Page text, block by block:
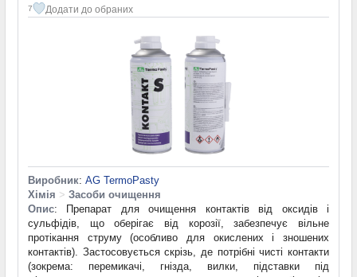
7 Додати до обраних
Виробник: AG TermoPasty
Хімія > Засоби очищення
Опис: Препарат для очищення контактів від оксидів і
сульфідів, що оберігає від корозії, забезпечує вільне
протікання струму (особливо для окислених і зношених
контактів). Застосовується скрізь, де потрібні чисті контакти
(зокрема: перемикачі, гнізда, вилки, підставки під